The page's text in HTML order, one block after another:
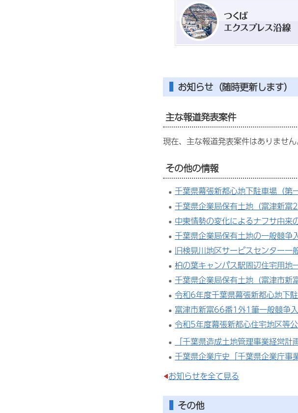
お知らせ（随時更新します）
主な報道発表案件
現在、主な報道発表案件はありません
その他の情報
千葉県幕張新都心地下駐車場（第
千葉県企業局保有土地（富津新富
中東情勢の変化によるナフサ由来
千葉県企業局保有土地の一般競争
旧検見川地区サービスセンター一
柏の葉キャンパス駅周辺住宅用地
千葉県企業局保有土地（富津市新
令和6年度千葉県幕張新都心地下
富津市新富66番1外1筆一般競争
令和5年度幕張新都心住宅地区等
「千葉県造成土地管理事業経営計
千葉県企業庁史「千葉県企業庁事
お知らせを全て見る
その他